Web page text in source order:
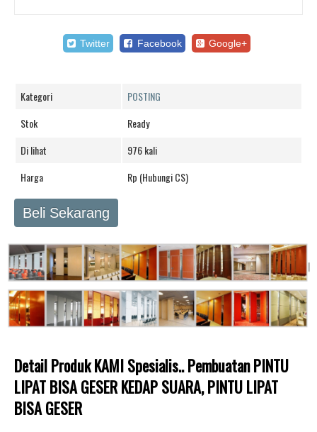
Twitter Facebook Google+
Kategori
POSTING
Stok
Ready
Di lihat
976 kali
Harga
Rp (Hubungi CS)
Beli Sekarang
Detail Produk KAMI Spesialis.. Pembuatan PINTU
LIPAT BISA GESER KEDAP SUARA, PINTU LIPAT
BISA GESER